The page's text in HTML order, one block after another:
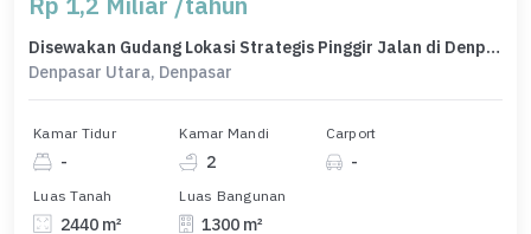
Disewakan Gudang Lokasi Strategis Pinggir Jalan di Denpasar Utara
Denpasar Utara, Denpasar
Kamar Tidur
-
Kamar Mandi
2
Carport
-
Luas Tanah
2440 m²
Luas Bangunan
1300 m²